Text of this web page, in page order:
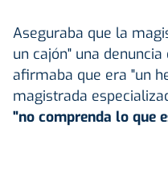
Aseguraba que la
un cajón" una
afirmaba que era "un
magistrada
"no comprenda lo que